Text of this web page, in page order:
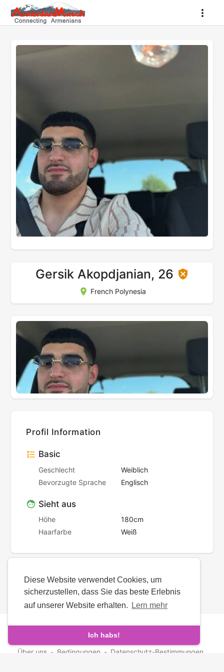
Diese Website verwendet Cookies, um
sicherzustellen, dass Sie das beste Erlebnis
auf unserer Website erhalten.
Lern mehr
Ich habs!
Gersik Akopdjanian, 26
French Polynesia
Profil Information
Basic
Geschlecht
Weiblich
Bevorzugte Sprache
Englisch
Sieht aus
Höhe
180cm
Haarfarbe
Weiß
Urheberrechte © © 2026 ArmenianMatch. Alle Rechte
Über uns - Bedingungen - Datenschutz-Bestimmungen